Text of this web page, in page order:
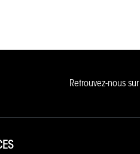
Retrouvez-nous